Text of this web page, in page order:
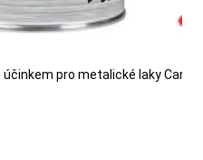
pro metalické laky